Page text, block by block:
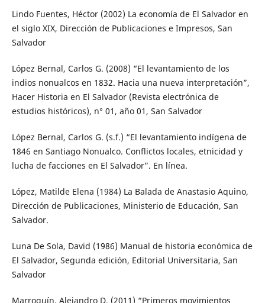
Lindo Fuentes, Héctor (2002) La economía de El Salvador en
el siglo XIX, Dirección de Publicaciones e Impresos, San
Salvador
López Bernal, Carlos G. (2008) “El levantamiento de los
indios nonualcos en 1832. Hacia una nueva interpretación”,
Hacer Historia en El Salvador (Revista electrónica de
estudios históricos), n° 01, año 01, San Salvador
López Bernal, Carlos G. (s.f.) “El levantamiento indígena de
1846 en Santiago Nonualco. Conflictos locales, etnicidad y
lucha de facciones en El Salvador”. En línea.
López, Matilde Elena (1984) La Balada de Anastasio Aquino,
Dirección de Publicaciones, Ministerio de Educación, San
Salvador.
Luna De Sola, David (1986) Manual de historia económica de
El Salvador, Segunda edición, Editorial Universitaria, San
Salvador
Marroquín, Alejandro D. (2011) “Primeros movimientos